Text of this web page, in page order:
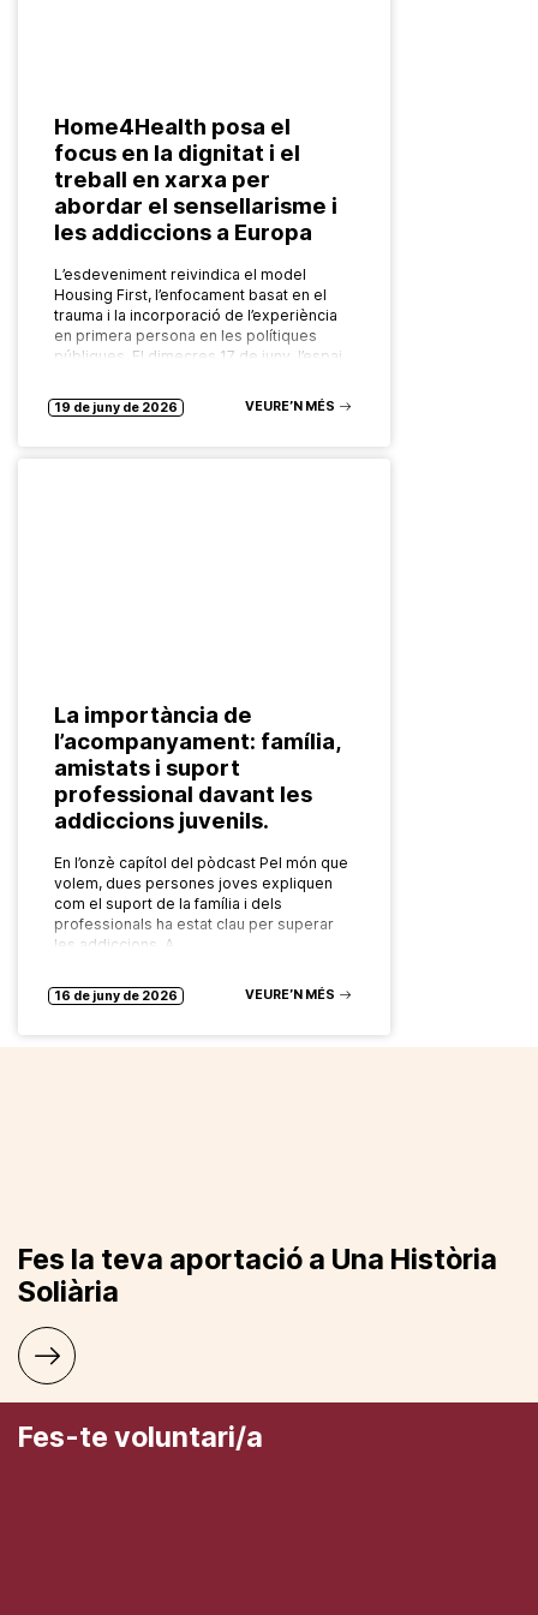
Home4Health posa el
focus en la dignitat i el
treball en xarxa per
abordar el sensellarisme i
les addiccions a Europa
L’esdeveniment reivindica el model
Housing First, l’enfocament basat en el
trauma i la incorporació de l’experiència
en primera persona en les polítiques
públiques. El dimecres 17 de juny, l’espai
19 de juny de 2026 VEURE’N MÉS
La importància de
l’acompanyament: família,
amistats i suport
professional davant les
addiccions juvenils.
En l’onzè capítol del pòdcast Pel món que
volem, dues persones joves expliquen
com el suport de la família i dels
professionals ha estat clau per superar
les addiccions. A…
16 de juny de 2026 VEURE’N MÉS
Fes la teva aportació a Una Història
Soliària
Fes-te voluntari/a